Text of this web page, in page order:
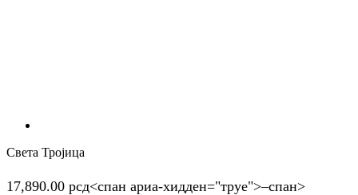
Света Тројица
17,890.00 рсд<спан ариа-хидден="труе">–спан>